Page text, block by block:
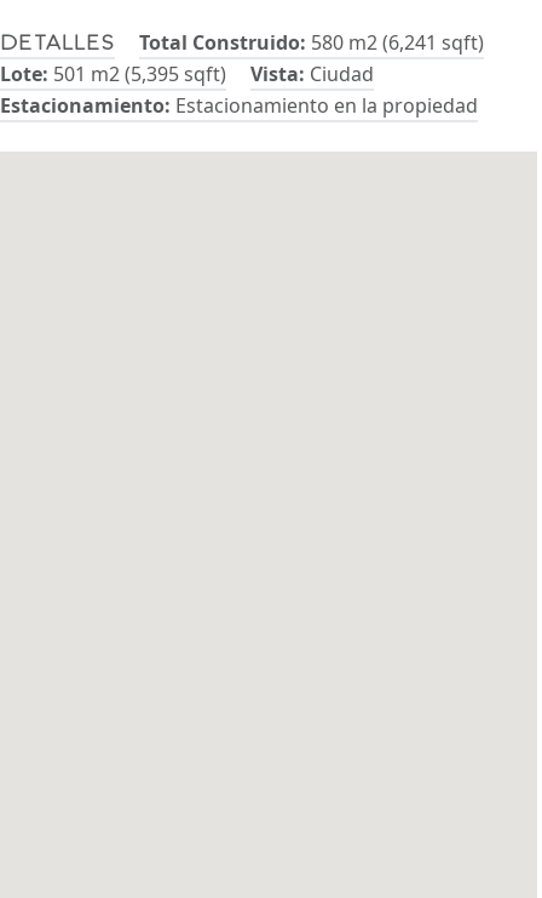
Detalles Total Construido: 580 m2 (6,241 sqft)
Lote: 501 m2 (5,395 sqft) Vista: Ciudad
Estacionamiento: Estacionamiento en la propiedad